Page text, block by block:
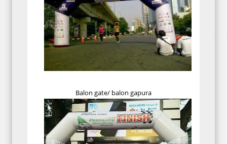
Balon gate/ balon gapura